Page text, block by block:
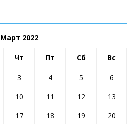
Март 2022
Чт Пт Сб Вс
3 4 5
6
10 11 12
13
17 18 19
20